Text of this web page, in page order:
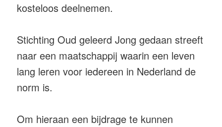
kosteloos deelnemen.
Stichting Oud geleerd Jong gedaan streeft
naar een maatschappij waarin een leven
lang leren voor iedereen in Nederland de
norm is.
Om hieraan een bijdrage te kunnen